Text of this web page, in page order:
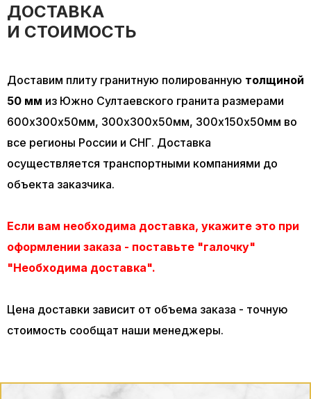
ДОСТАВКА
И СТОИМОСТЬ
Доставим плиту гранитную полированную толщиной
50 мм из Южно Султаевского гранита размерами
600х300х50мм, 300х300х50мм, 300х150х50мм во
все регионы России и СНГ. Доставка
осуществляется транспортными компаниями до
объекта заказчика.
Если вам необходима доставка, укажите это при
оформлении заказа - поставьте "галочку"
"Необходима доставка".
Цена доставки зависит от объема заказа - точную
стоимость сообщат наши менеджеры.